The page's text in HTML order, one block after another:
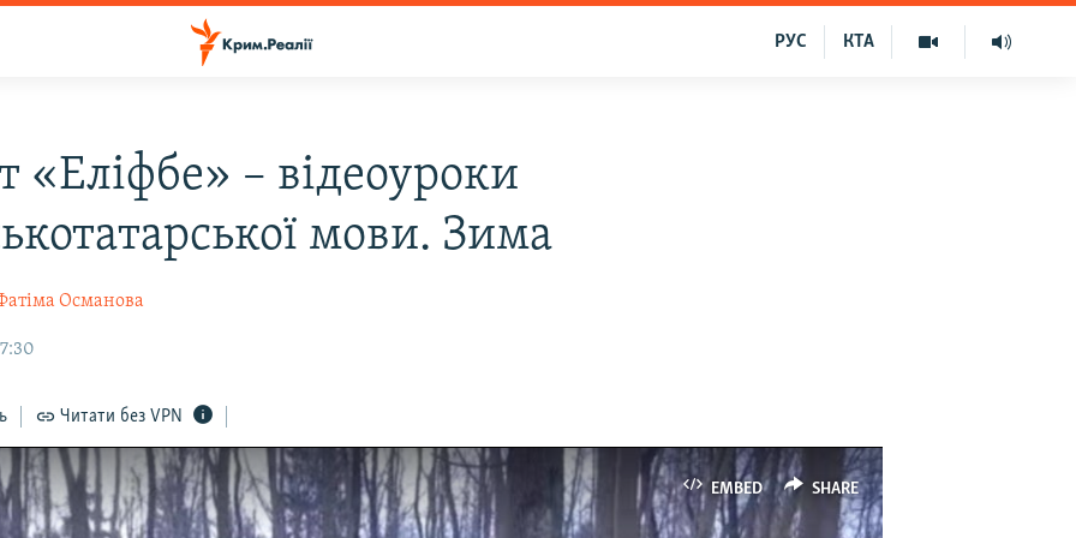
КТА
РУС
«Еліфбе» – відеоуроки
мови. Зима
Османова
Читати без VPN
EMBED SHARE